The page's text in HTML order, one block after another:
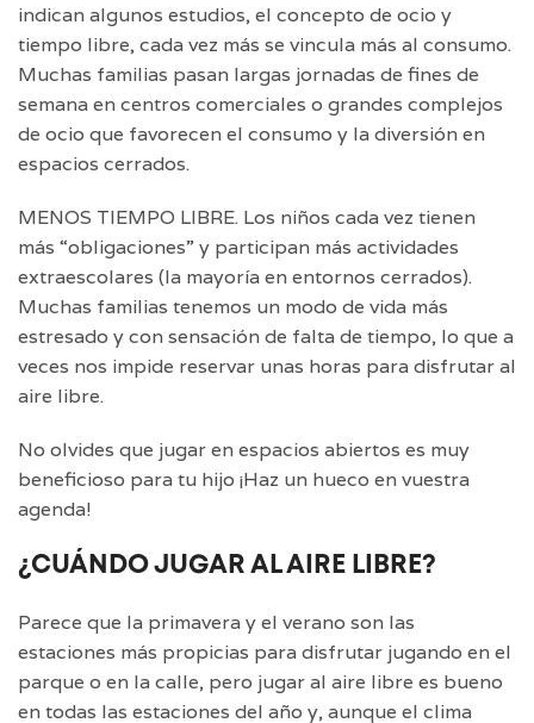
indican algunos estudios, el concepto de ocio y
tiempo libre, cada vez más se vincula más al consumo.
Muchas familias pasan largas jornadas de fines de
semana en centros comerciales o grandes complejos
de ocio que favorecen el consumo y la diversión en
espacios cerrados.
MENOS TIEMPO LIBRE. Los niños cada vez tienen
más “obligaciones” y participan más actividades
extraescolares (la mayoría en entornos cerrados).
Muchas familias tenemos un modo de vida más
estresado y con sensación de falta de tiempo, lo que a
veces nos impide reservar unas horas para disfrutar al
aire libre.
No olvides que jugar en espacios abiertos es muy
beneficioso para tu hijo ¡Haz un hueco en vuestra
agenda!
¿CUÁNDO JUGAR AL AIRE LIBRE?
Parece que la primavera y el verano son las
estaciones más propicias para disfrutar jugando en el
parque o en la calle, pero jugar al aire libre es bueno
en todas las estaciones del año y, aunque el clima